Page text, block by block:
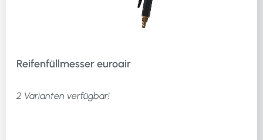
Reifenfüllmesser euroair
2 Varianten verfügbar!